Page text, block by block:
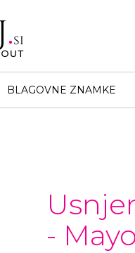
BLAGOVNE ZNAMKE
-